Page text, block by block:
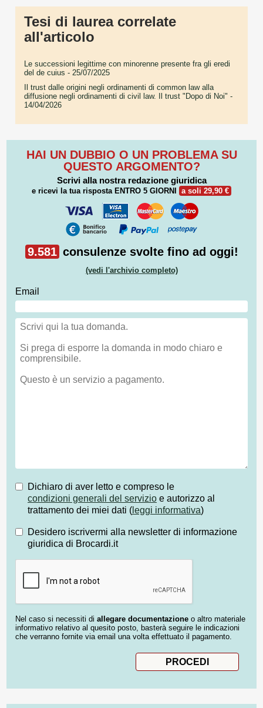
Tesi di laurea correlate
all'articolo
Le successioni legittime con minorenne presente fra gli eredi
del de cuius - 25/07/2025
Il trust dalle origini negli ordinamenti di common law alla
diffusione negli ordinamenti di civil law. Il trust "Dopo di Noi" -
14/04/2026
HAI UN DUBBIO O UN PROBLEMA SU
QUESTO ARGOMENTO?
Scrivi alla nostra redazione giuridica
e ricevi la tua risposta ENTRO 5 GIORNI a soli 29,90 €
9.581 consulenze svolte fino ad oggi!
(vedi l'archivio completo)
Email
Dichiaro di aver letto e compreso le
condizioni generali del servizio e autorizzo al
trattamento dei miei dati ( leggi informativa)
Desidero iscrivermi alla newsletter di informazione
giuridica di Brocardi.it
Nel caso si necessiti di allegare documentazione o altro materiale
informativo relativo al quesito posto, basterà seguire le indicazioni
che verranno fornite via email una volta effettuato il pagamento.